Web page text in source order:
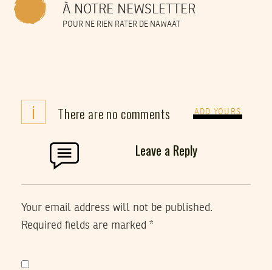
À NOTRE NEWSLETTER
POUR NE RIEN RATER DE NAWAAT
i There are no comments ADD YOURS
Leave a Reply
Your email address will not be published.
Required fields are marked *